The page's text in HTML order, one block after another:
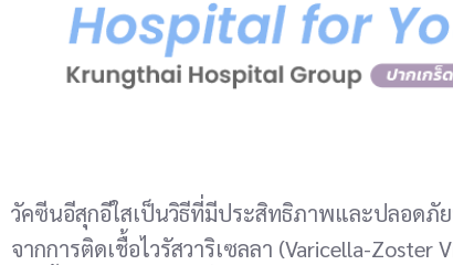
วัคซีนอีสุกอีใสเป็นวิธีที่มีประสิทธิภาพและปลอดภัย
จากการติดเชื้อไวรัสวาริเซลลา (Varicella-